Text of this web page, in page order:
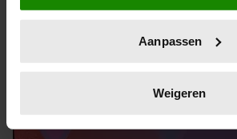
locatie, die tot een paar meter
scannen op specifieke
verwerkt en stel uw voorkeuren in het
intrekken in de Cookieverklaring.
Aanpassen
Weigeren